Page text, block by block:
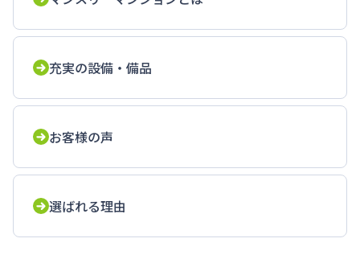
充実の設備・備品
お客様の声
選ばれる理由